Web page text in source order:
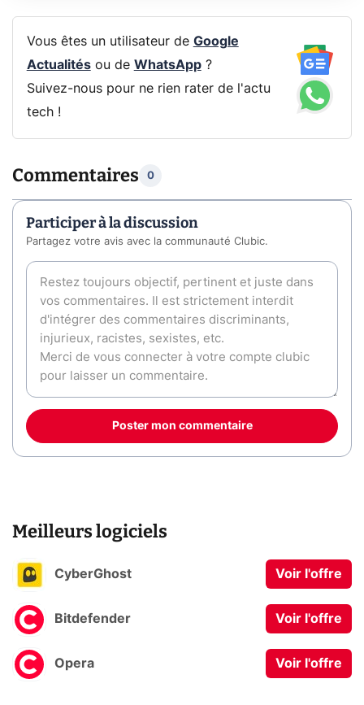
Vous êtes un utilisateur de Google
Actualitésou de WhatsApp?
Suivez-nous pour ne rien rater de l'actu
tech !
Commentaires 0
Participer à la discussion
Partagez votre avis avec la communauté Clubic.
Poster mon commentaire
Meilleurs logiciels
CyberGhost Voir l'offre
Bitdefender Voir l'offre
Opera Voir l'offre